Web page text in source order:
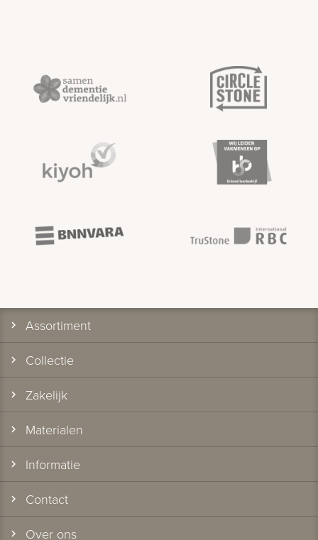
Assortiment
Collectie
Zakelijk
Materialen
Informatie
Contact
Over ons